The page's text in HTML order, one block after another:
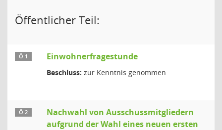
Öffentlicher Teil:
Ö 1 Einwohnerfragestunde
Beschluss: zur Kenntnis genommen
Ö 2
Nachwahl von Ausschussmitgliedern
aufgrund der Wahl eines neuen ersten